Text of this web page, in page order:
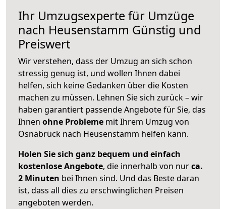
Ihr Umzugsexperte für Umzüge
nach Heusenstamm Günstig und
Preiswert
Wir verstehen, dass der Umzug an sich schon
stressig genug ist, und wollen Ihnen dabei
helfen, sich keine Gedanken über die Kosten
machen zu müssen. Lehnen Sie sich zurück – wir
haben garantiert passende Angebote für Sie, das
Ihnen ohne Probleme mit Ihrem Umzug von
Osnabrück nach Heusenstamm helfen kann.
Holen Sie sich ganz bequem und einfach
kostenlose Angebote, die innerhalb von nurca.
2 Minuten bei Ihnen sind. Und das Beste daran
ist, dass all dies zu erschwinglichen Preisen
angeboten werden.